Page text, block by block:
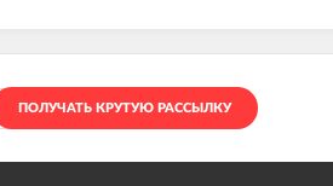
ПОЛУЧАТЬ КРУТУЮ РАССЫЛКУ